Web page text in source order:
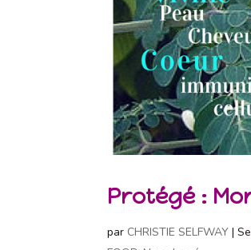
Protégé :
par CHRISTIE SELFWAY |